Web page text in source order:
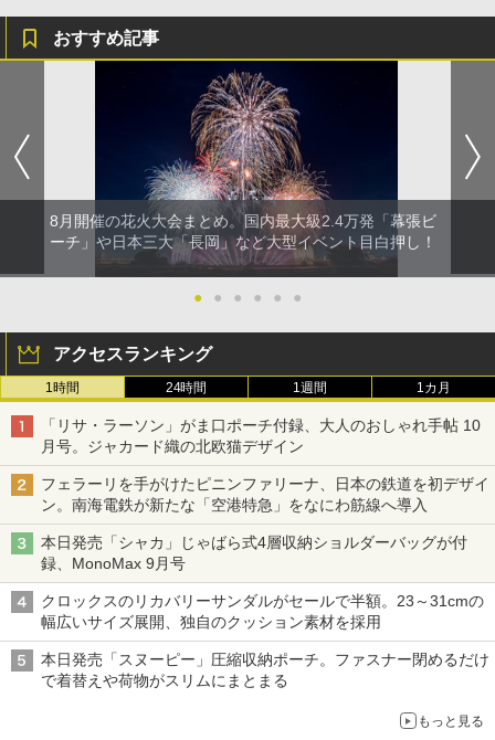
おすすめ記事
8月開催の花火大会まとめ。国内最大級2.4万発「幕張ビ
ーチ」や日本三大「長岡」など大型イベント目白押し！
● ● ● ● ● ●
アクセスランキング
1時間 24時間 1週間 1カ月
「リサ・ラーソン」がま口ポーチ付録、大人のおしゃれ手帖 10
月号。ジャカード織の北欧猫デザイン
フェラーリを手がけたピニンファリーナ、日本の鉄道を初デザイ
ン。南海電鉄が新たな「空港特急」をなにわ筋線へ導入
本日発売「シャカ」じゃばら式4層収納ショルダーバッグが付
録、MonoMax 9月号
クロックスのリカバリーサンダルがセールで半額。23～31cmの
幅広いサイズ展開、独自のクッション素材を採用
本日発売「スヌーピー」圧縮収納ポーチ。ファスナー閉めるだけ
で着替えや荷物がスリムにまとまる
もっと見る